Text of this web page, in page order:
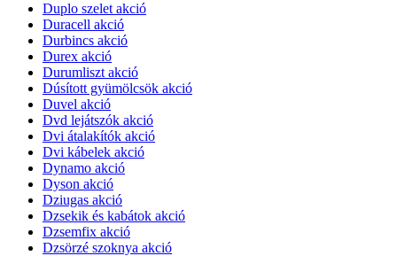
Duplo szelet akció
Duracell akció
Durbincs akció
Durex akció
Durumliszt akció
Dúsított gyümölcsök akció
Duvel akció
Dvd lejátszók akció
Dvi átalakítók akció
Dvi kábelek akció
Dynamo akció
Dyson akció
Dziugas akció
Dzsekik és kabátok akció
Dzsemfix akció
Dzsörzé szoknya akció